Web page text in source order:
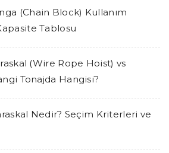
(Chain Block) Kullanım
Tablosu
(Wire Rope Hoist) vs
Tonajda Hangisi?
Nedir? Seçim Kriterleri ve